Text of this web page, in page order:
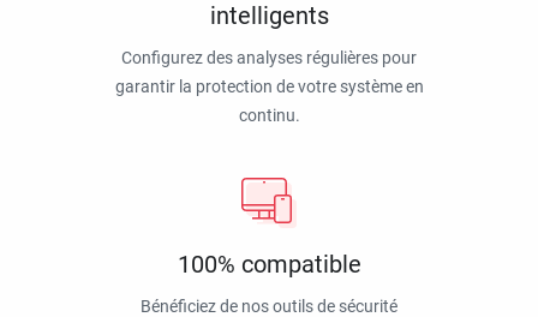
intelligents
Configurez des analyses régulières pour
garantir la protection de votre système en
continu.
100% compatible
Bénéficiez de nos outils de sécurité